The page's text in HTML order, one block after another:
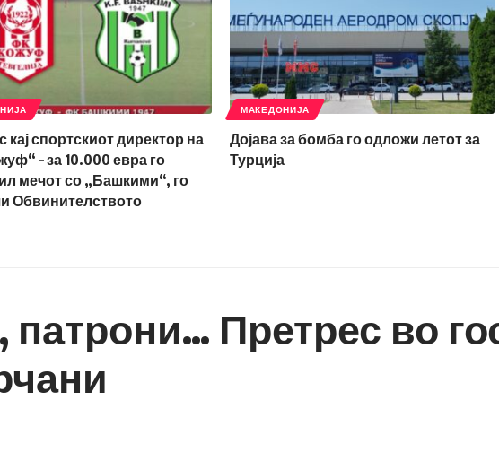
кај спортскиот директор на
– за 10.000 евра го
мечот со „Башкими“, го
Обвинителството
МАКЕДОНИЈА
Дојава за бомба го одложи летот за
Турција
Претрес во